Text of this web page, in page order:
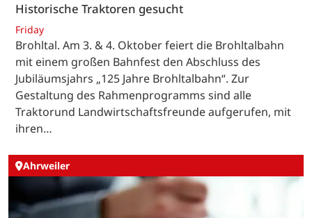
Historische Traktoren gesucht
Friday
Brohltal. Am 3. & 4. Oktober feiert die Brohltalbahn
mit einem großen Bahnfest den Abschluss des
Jubiläumsjahrs „125 Jahre Brohltalbahn“. Zur
Gestaltung des Rahmenprogramms sind alle
Traktorund Landwirtschaftsfreunde aufgerufen, mit
ihren…
Ahrweiler